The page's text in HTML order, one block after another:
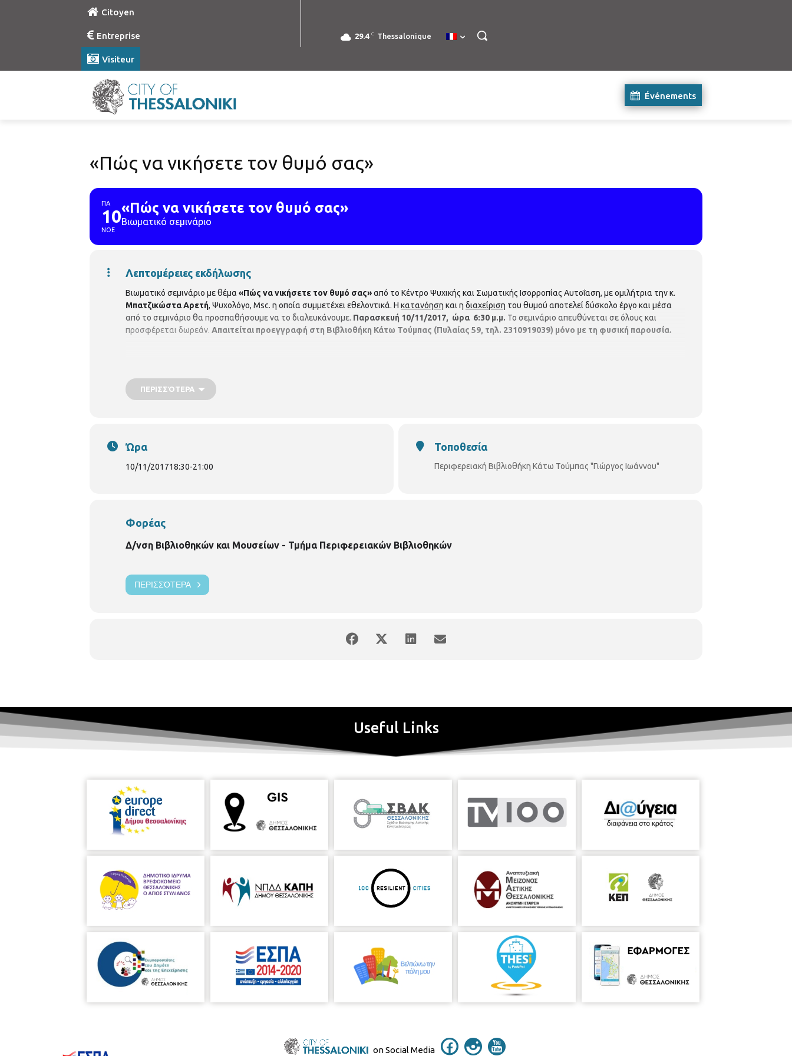
Citoyen
Entreprise
Visiteur
29.4 C Thessalonique
Événements
«Πώς να νικήσετε τον θυμό σας»
ΠΑ
10
ΝΟΕ
«Πώς να νικήσετε τον θυμό σας»
Βιωματικό σεμινάριο
Λεπτομέρειες εκδήλωσης
Βιωματικό σεμινάριο με θέμα «Πώς να νικήσετε τον θυμό σας»από το Κέντρο Ψυχικής και Σωματικής Ισορροπίας Αυτοΐαση, με ομιλήτρια την κ.
Μπατζικώστα Αρετή, Ψυχολόγο, Msc. η οποία συμμετέχει εθελοντικά. Η κατανόηση και η διαχείριση του θυμού αποτελεί δύσκολο έργο και μέσα
από το σεμινάριο θα προσπαθήσουμε να το διαλευκάνουμε. Παρασκευή 10/11/2017, ώρα 6:30 μ.μ. Το σεμινάριο απευθύνεται σε όλους και
προσφέρεται δωρεάν. Απαιτείται προεγγραφή στη Βιβλιοθήκη Κάτω Τούμπας (Πυλαίας 59, τηλ. 2310919039) μόνο με τη φυσική παρουσία.
ΠΕΡΙΣΣΌΤΕΡΑ
Ώρα
10/11/201718:30-21:00
Τοποθεσία
Περιφερειακή Βιβλιοθήκη Κάτω Τούμπας "Γιώργος Ιωάννου"
Φορέας
Δ/νση Βιβλιοθηκών και Μουσείων - Τμήμα Περιφερειακών Βιβλιοθηκών
ΠΕΡΙΣΣΌΤΕΡΑ
Useful Links
on Social Media